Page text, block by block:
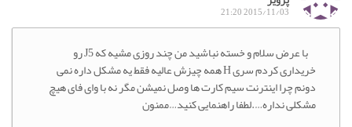
2015/11/03 21:20
با عرض سلام و خسته نباشید من چند روزی مشیه که J5 رو
خریداری کردم سری H همه چیزش عالیه فقط یه مشکل داره نمی
دونم چرا اینترنت سیم کارت ها وصل نمیشن مگر نه با وای فای هیچ
مشکلی نداره….لطفا راهنمایی کنید…ممنون